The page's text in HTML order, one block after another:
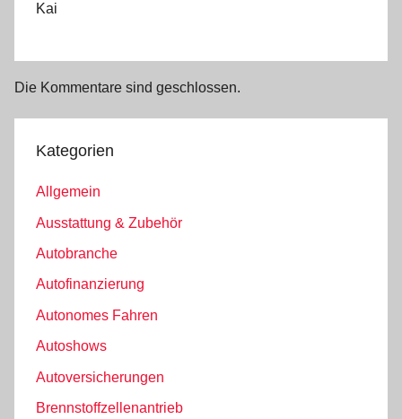
Kai
Die Kommentare sind geschlossen.
Kategorien
Allgemein
Ausstattung & Zubehör
Autobranche
Autofinanzierung
Autonomes Fahren
Autoshows
Autoversicherungen
Brennstoffzellenantrieb